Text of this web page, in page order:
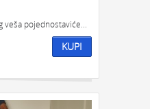
veša pojednostaviće...
KUPI